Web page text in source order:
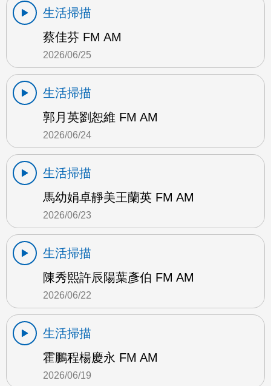
生活掃描
蔡佳芬 FM AM
2026/06/25
生活掃描
郭月英劉恕維 FM AM
2026/06/24
生活掃描
馬幼娟卓靜美王蘭英 FM AM
2026/06/23
生活掃描
陳秀熙許辰陽葉彥伯 FM AM
2026/06/22
生活掃描
霍鵬程楊慶永 FM AM
2026/06/19